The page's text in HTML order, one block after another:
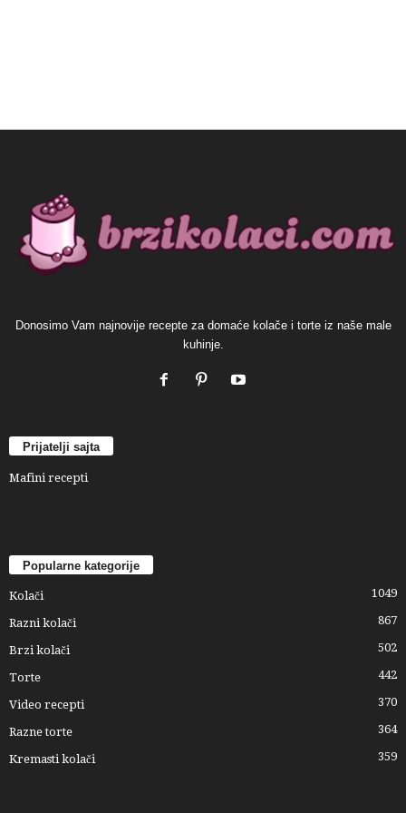
Donosimo Vam najnovije recepte za domaće kolače i torte iz naše male
kuhinje.
Prijatelji sajta
Mafini recepti
Popularne kategorije
Kolači 1049
Razni kolači 867
Brzi kolači 502
Torte 442
Video recepti 370
Razne torte 364
Kremasti kolači 359